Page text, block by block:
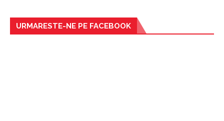
URMARESTE-NE PE FACEBOOK